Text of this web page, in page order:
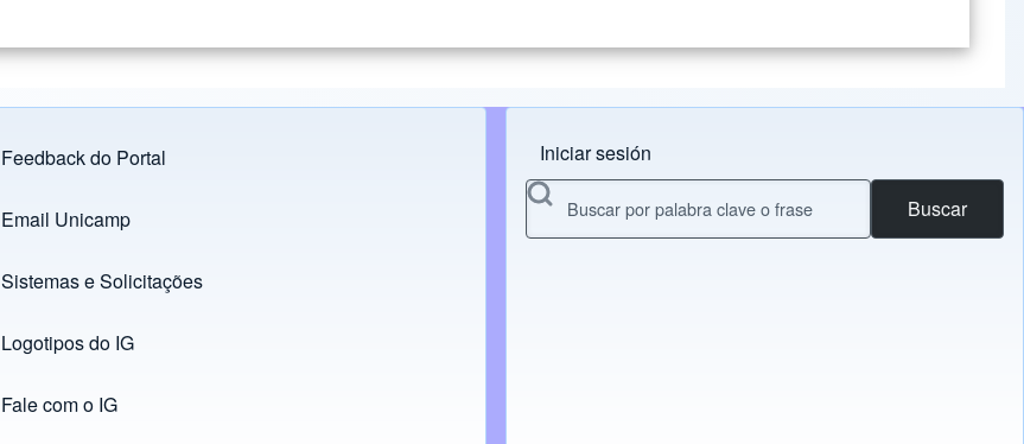
Footer menu
Feedback do Portal
Links
Email Unicamp
(opens in new tab)
Sistemas e Solicitações
(opens in new tab)
Logotipos do IG
(opens in new tab)
Fale com o IG
Menu do usuário
Iniciar sesión
Buscar